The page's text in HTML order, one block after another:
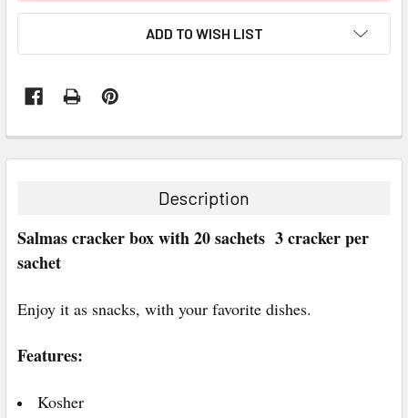
ADD TO WISH LIST
BOUGHT
ALL
TO CART
Description
Salmas cracker box with 20 sachets 3 cracker per
sachet
Enjoy it as snacks, with your favorite dishes.
Features:
Kosher